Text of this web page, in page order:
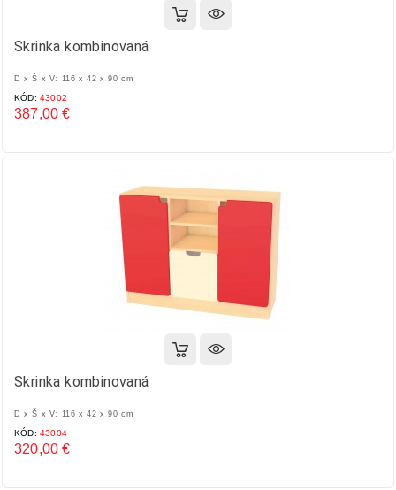
Skrinka kombinovaná
D x Š x V: 116 x 42 x 90 cm
KÓD: 43002
387,00 €
Skrinka kombinovaná
D x Š x V: 116 x 42 x 90 cm
KÓD: 43004
320,00 €